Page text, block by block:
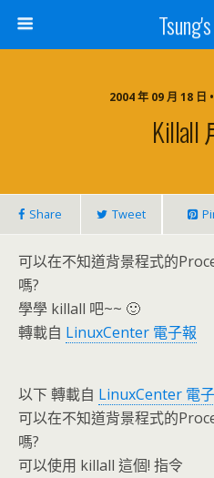
2004 年 09 月 18
Killall
Share Tweet
可以在不知道背景程式的
嗎?
學學 killall 吧~~ 🙂
轉載自 LinuxCenter 電子報
以下 轉載自 LinuxCenter 電
可以在不知道背景程式的
嗎?
可以使用 killall 這個! 指令